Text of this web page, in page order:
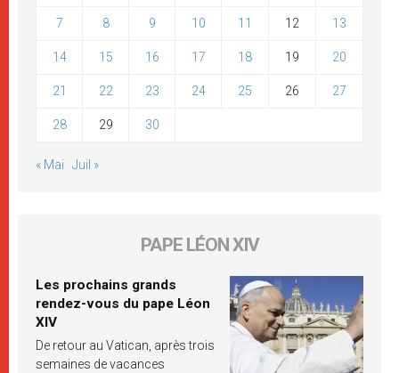
7 8 9 10 11 12 13
14 15 16 17 18 19 20
21 22 23 24 25 26 27
28 29 30
« Mai Juil »
PAPE LÉON XIV
Les prochains grands
rendez-vous du pape Léon
XIV
De retour au Vatican, après trois
semaines de vacances